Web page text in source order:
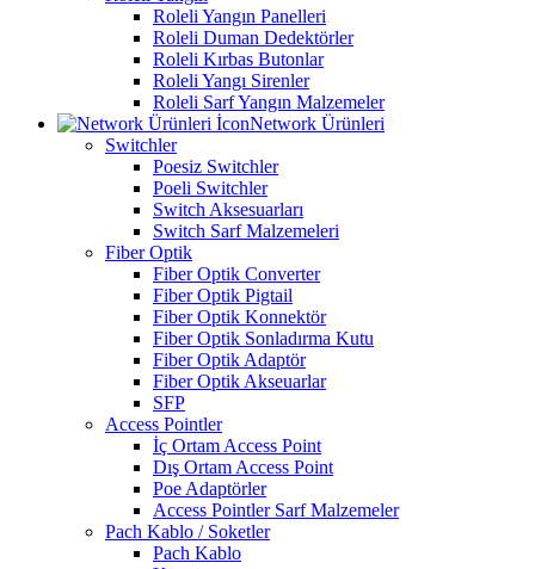
Roleli Yangın Panelleri
Roleli Duman Dedektörler
Roleli Kırbas Butonlar
Roleli Yangı Sirenler
Roleli Sarf Yangın Malzemeler
Network Ürünleri
Switchler
Poesiz Switchler
Poeli Switchler
Switch Aksesuarları
Switch Sarf Malzemeleri
Fiber Optik
Fiber Optik Converter
Fiber Optik Pigtail
Fiber Optik Konnektör
Fiber Optik Sonladırma Kutu
Fiber Optik Adaptör
Fiber Optik Akseuarlar
SFP
Access Pointler
İç Ortam Access Point
Dış Ortam Access Point
Poe Adaptörler
Access Pointler Sarf Malzemeler
Pach Kablo / Soketler
Pach Kablo